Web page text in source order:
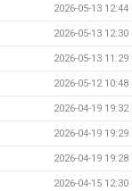
2026-05-13 12:44
2026-05-13 12:30
2026-05-13 11:29
2026-05-12 10:48
2026-04-19 19:32
2026-04-19 19:29
2026-04-19 19:28
2026-04-15 12:30